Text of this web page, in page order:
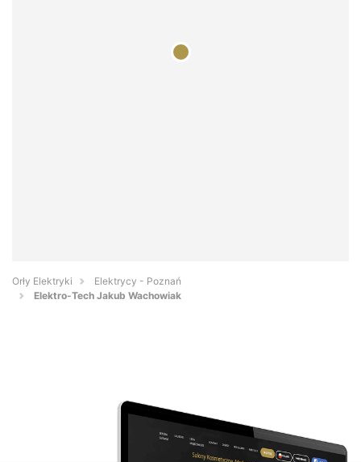
Orły Elektryki
Elektrycy - Poznań
Elektro-Tech Jakub Wachowiak